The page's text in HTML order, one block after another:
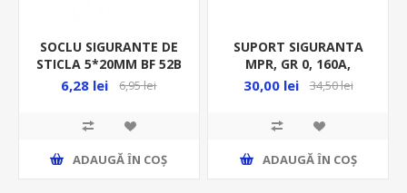
SOCLU SIGURANTE DE
STICLA 5*20MM BF 52B
6,28 lei 6,95 lei
ADAUGĂ ȊN COŞ
SUPORT SIGURANTA
MPR, GR 0, 160A,
MF0006-19338
30,00 lei 34,50 lei
ADAUGĂ ȊN COŞ